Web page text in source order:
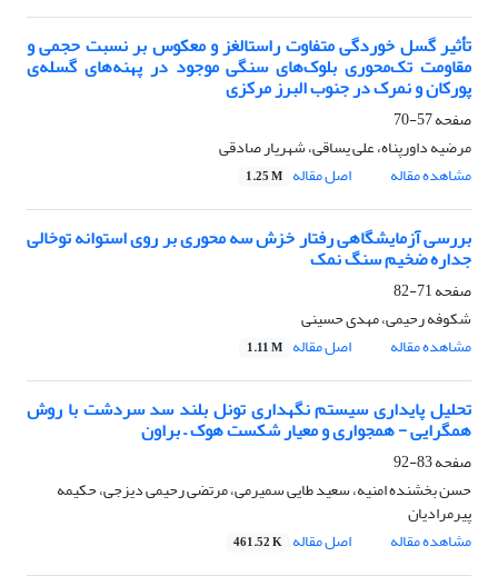
تأثیر گسل خوردگی متفاوت راستالغز و معکوس بر نسبت حجمی و
مقاومت تک‌محوری بلوک‌های سنگی موجود در پهنه‌ها‌ی گسله‌ی
پورکان و نمرک در جنوب البرز مرکزی
صفحه57-70
مرضیه داورپناه، علی یساقی، شهریار صادقی
مشاهده مقاله
اصل مقاله 1.25 M
بررسی آزمایشگاهی رفتار خزش سه محوری بر روی استوانه توخالی
جداره ضخیم سنگ نمک
صفحه71-82
شکوفه رحیمی، مهدی حسینی
مشاهده مقاله
اصل مقاله 1.11 M
تحلیل پایداری سیستم نگهداری تونل بلند سد سردشت با روش‌
همگرایی - همجواری و معیار شکست هوک – براون
صفحه83-92
حسن بخشنده امنیه، سعید طایی سمیرمی، مرتضی رحیمی دیزجی، حکیمه
پیرمرادیان
مشاهده مقاله
اصل مقاله 461.52 K